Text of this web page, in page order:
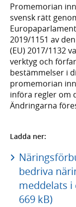
Promemorian
svensk rätt
2019/1151 av
(EU) 2017/1132
verktyg och
bestämmelser i
promemorian
införa regler om
Ändringarna
Ladda ner:
bedriva
meddelats i
669 kB)